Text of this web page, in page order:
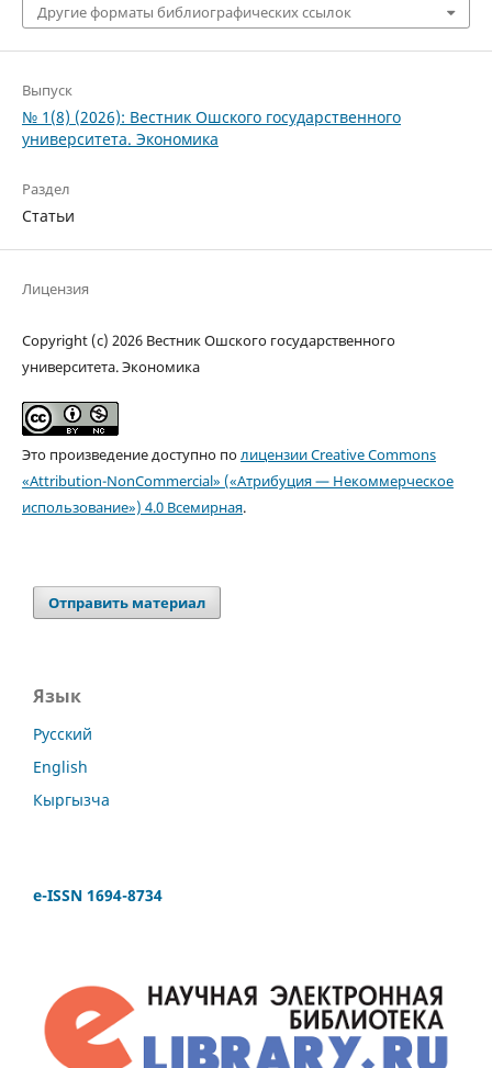
Другие форматы библиографических ссылок
Выпуск
№ 1(8) (2026): Вестник Ошского государственного
университета. Экономика
Раздел
Статьи
Лицензия
Copyright (c) 2026 Вестник Ошского государственного
университета. Экономика
Это произведение доступно полицензии Creative Commons
«Attribution-NonCommercial» («Атрибуция — Некоммерческое
использование») 4.0 Всемирная.
Отправить материал
Язык
Русский
English
Кыргызча
e-ISSN 1694-8734